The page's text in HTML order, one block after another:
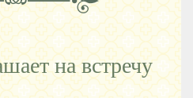
на встречу